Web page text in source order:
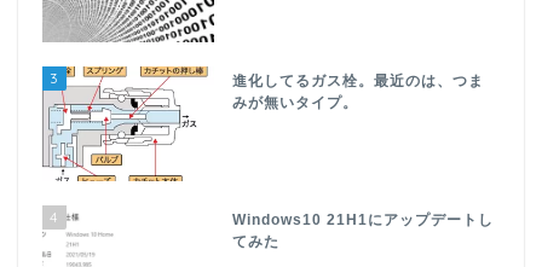
3
進化してるガス栓。最近のは、つま
みが無いタイプ。
4
Windows10 21H1にアップデートし
てみた